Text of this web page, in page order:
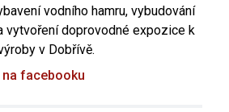
vodního hamru, vybudování
vytvoření doprovodné expozice k
v Dobřívě.
facebooku